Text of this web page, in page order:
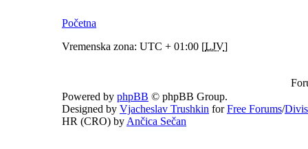
Početna
Vremenska zona: UTC + 01:00 [LJV]
Powered by phpBB © phpBB Group.
Designed by Vjacheslav Trushkin forFree Forums/
HR (CRO) by Ančica Sečan